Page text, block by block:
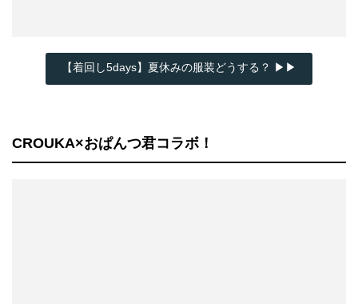
【着回し5days】夏休みの服装どうする？ ▶▶
CROUKA×おぱんつ君コラボ！